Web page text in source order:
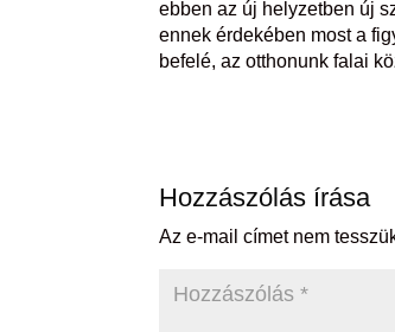
ebben az új helyzetben új
ennek érdekében most a
befelé, az otthonunk falai
Hozzászólás írása
Az e-mail címet nem